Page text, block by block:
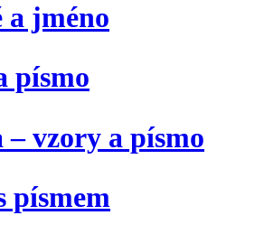
a jméno
písmo
– vzory a písmo
písmem